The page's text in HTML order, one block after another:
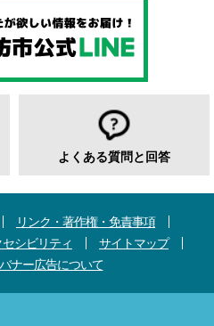
よくある質問と回答
リンク・著作権・免責事項
セシビリティ
サイトマップ
バナー広告について